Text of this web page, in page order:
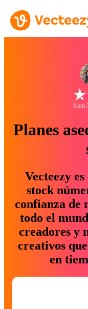
from
Planes
Vecteezy
stock
confianza de
todo el
creadores y
creativos
en